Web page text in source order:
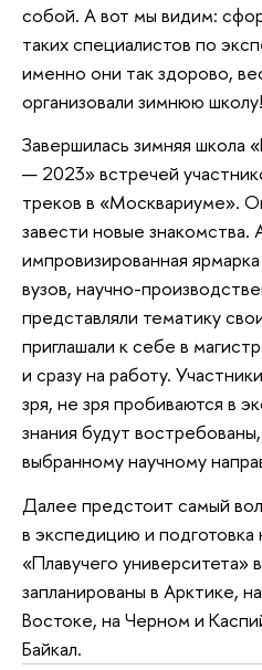
собой. А вот мы видим:
таких специалистов по
именно они так здорово,
организовали зимнюю
Завершилась зимняя школа
— 2023» встречей
треков в «Москвариуме».
завести новые знакомства.
импровизированная
вузов, научно-
представляли тематику
приглашали к себе в
и сразу на работу.
зря, не зря пробиваются в
знания будут
выбранному научному
Далее предстоит самый
в экспедицию и
«Плавучего университета»
запланированы в Арктике,
Востоке, на Черном и
Байкал.